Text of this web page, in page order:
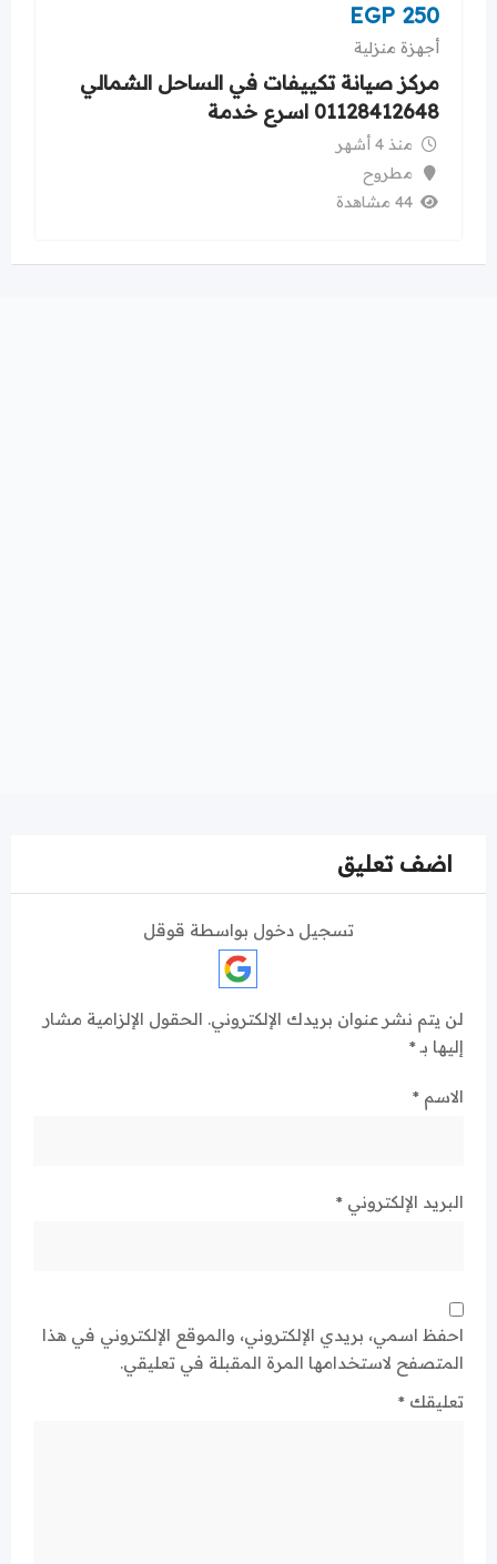
EGP 250
أجهزة منزلية
مركز صيانة تكييفات في الساحل الشمالي
01128412648 اسرع خدمة
منذ 4 أشهر
مطروح
44 مشاهدة
اضف تعليق
تسجيل دخول بواسطة قوقل
لن يتم نشر عنوان بريدك الإلكتروني. الحقول الإلزامية مشار
إليها بـ*
الاسم *
البريد الإلكتروني *
احفظ اسمي، بريدي الإلكتروني، والموقع الإلكتروني في هذا
المتصفح لاستخدامها المرة المقبلة في تعليقي.
تعليقك *